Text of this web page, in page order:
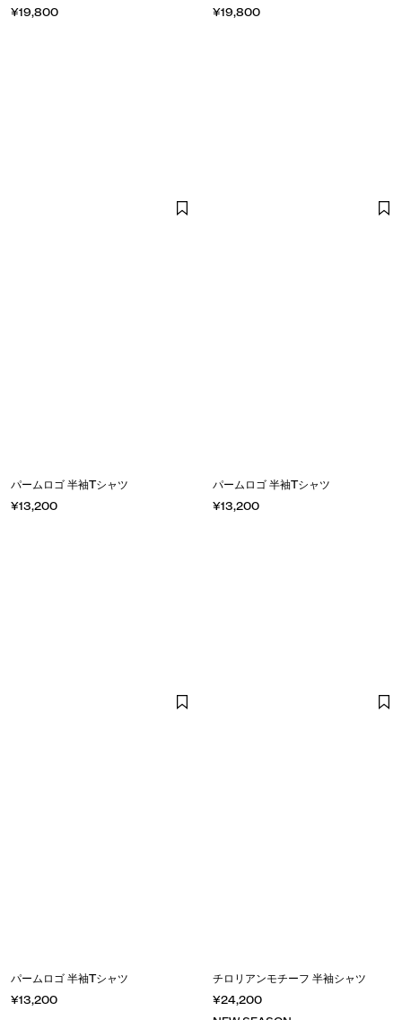
¥19,800
¥19,800
パームロゴ 半袖Tシャツ
¥13,200
パームロゴ 半袖Tシャツ
¥13,200
パームロゴ 半袖Tシャツ
¥13,200
チロリアンモチーフ 半袖シャツ
¥24,200